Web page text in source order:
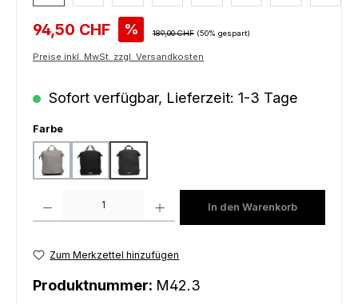
Verkaufspreis:
94,50 CHF % Regulärer Preis:
189,00 CHF (50% gespart)
Preise inkl. MwSt. zzgl. Versandkosten
Sofort verfügbar, Lieferzeit: 1-3 Tage
Farbeauswählen
grey black charcoal
In den Warenkorb
Zum Merkzettel hinzufügen
Produktnummer: M42.3